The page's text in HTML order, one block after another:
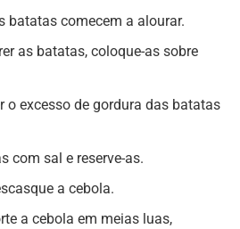
batatas comecem a alourar.
as batatas, coloque-as sobre
o excesso de gordura das batatas
com sal e reserve-as.
a cebola.
a cebola em meias luas,